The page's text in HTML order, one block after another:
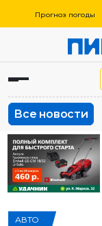
Прогноз погоды
Все новости
АВТО